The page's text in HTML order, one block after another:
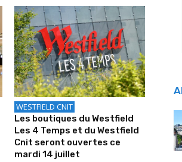
WESTFIELD CNIT
Les boutiques du Westfield
Les 4 Temps et du Westfield
Cnit seront ouvertes ce
mardi 14 juillet